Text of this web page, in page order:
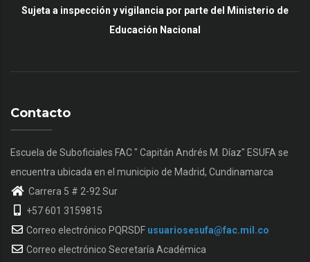
Sujeta a inspección y vigilancia por parte del Ministerio de
Educación Nacional
Contacto
Escuela de Suboficiales FAC " Capitán Andrés M. Díaz" ESUFA se
encuentra ubicada en el municipio de Madrid, Cundinamarca
Carrera 5 # 2-92 Sur
+57 601 3159815
Correo electrónico PQRSDF usuariosesufa@fac.mil.co
Correo electrónico Secretaría Académica